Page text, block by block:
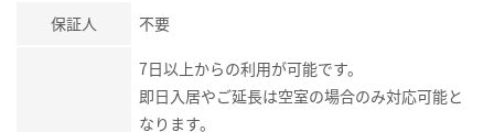
保証人 不要
7日以上からの利用が可能です。
即日入居やご延長は空室の場合のみ対応可能と
なります。